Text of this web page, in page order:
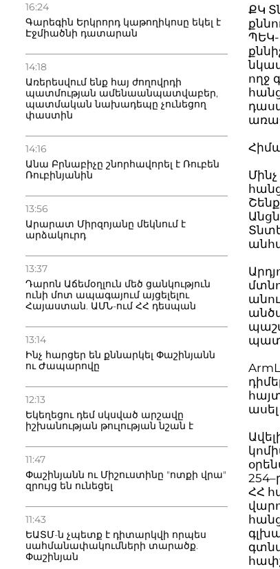
16:24
Գարեգին Երկրորդ կաթողիկոսը եկել է
Էջմիածնի դատարան
14:18
Առերեսվում ենք հայ ժողովրդի
պատմության ամենաանպատվաբեր,
պատմական նախադեպը չունեցող
փաստին
14:16
Անա Բրնաբիչը շնորհավորել է Ռուբեն
Ռուբինյանին
13:56
Արարատ Միրզոյանը մեկնում է
արձակուրդ
13:37
Դարոն Աճեմօղլուն մեծ ցանկություն
ունի մոտ ապագայում այցելելու
Հայաստան. ԱՄՆ-ում ՀՀ դեսպան
13:14
Ինչ հարցեր են քննարկել Փաշինյանն
ու Ժապարովը
12:13
Եկեղեցու դեմ սկսված արշավը
իշխանության թուլության նշան է
11:47
Փաշինյանն ու Միշուստինը "ոտքի վրա"
զրույց են ունեցել
11:43
ԵԱՏՄ-ն չպետք է դիտարկվի որպես
սահմանափակումների տարածք.
Փաշինյան
ՔԿ
ՊԵԿ-
ողջ
առաջ
ՀՀ